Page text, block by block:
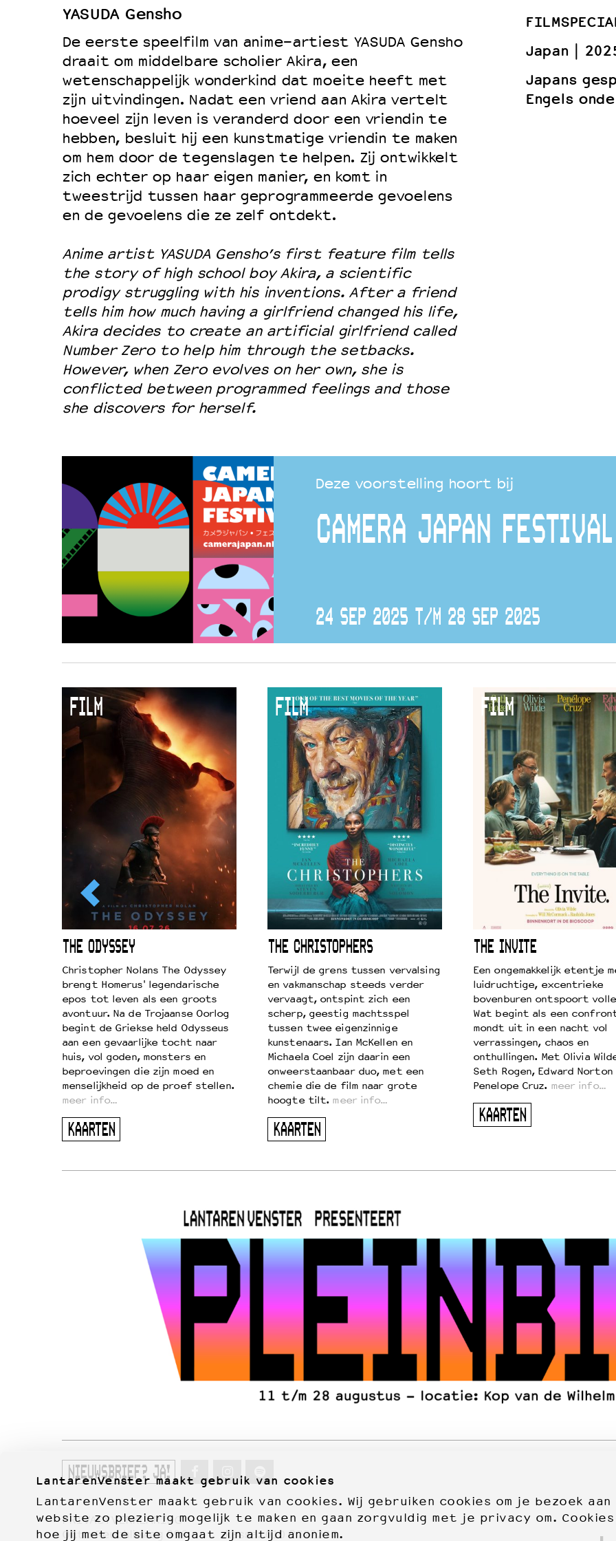
LantarenVenster maakt gebruik van cookies
LantarenVenster maakt gebruik van cookies. Wij gebruiken cookies om je bezoek aan
website zo plezierig mogelijk te maken en gaan zorgvuldig met je privacy om.
hoe jij met de site omgaat zijn altijd anoniem.
Duurzaamheid
Culturele boycot Israël
Ruimte voor artistieke vrijheid – VNPF
YASUDA Gensho
De eerste speelfilm van anime-artiest YASUDA Gensho
draait om middelbare scholier Akira, een
wetenschappelijk wonderkind dat moeite heeft met
zijn uitvindingen. Nadat een vriend aan Akira vertelt
hoeveel zijn leven is veranderd door een vriendin te
hebben, besluit hij een kunstmatige vriendin te maken
om hem door de tegenslagen te helpen. Zij ontwikkelt
zich echter op haar eigen manier, en komt in
tweestrijd tussen haar geprogrammeerde gevoelens
en de gevoelens die ze zelf ontdekt.
Anime artist YASUDA Gensho’s first feature film tells
the story of high school boy Akira, a scientific
prodigy struggling with his inventions. After a friend
tells him how much having a girlfriend changed his life,
Akira decides to create an artificial girlfriend called
Number Zero to help him through the setbacks.
However, when Zero evolves on her own, she is
conflicted between programmed feelings and those
she discovers for herself.
Japan
Japans
Engels
Deze voorstelling hoort bij
CAMERA JAPAN
24 SEP 2025 T/M 28 SEP 2025
FILM
THE ODYSSEY
Christopher Nolans The Odyssey
brengt Homerus' legendarische
epos tot leven als een groots
avontuur. Na de Trojaanse Oorlog
begint de Griekse held Odysseus
aan een gevaarlijke tocht naar
huis, vol goden, monsters en
beproevingen die zijn moed en
menselijkheid op de proef stellen.
meer info…
KAARTEN
FILM
THE CHRISTOPHERS
Terwijl de grens tussen vervalsing
en vakmanschap steeds verder
vervaagt, ontspint zich een
scherp, geestig machtsspel
tussen twee eigenzinnige
kunstenaars. Ian McKellen en
Michaela Coel zijn daarin een
onweerstaanbaar duo, met een
chemie die de film naar grote
hoogte tilt. meer info…
KAARTEN
FILM
THE INVITE
Een ongemakkelijk etentje
luidruchtige, excentrieke
bovenburen ontspoort
Wat begint als een
mondt uit in een nacht vol
verrassingen, chaos en
onthullingen. Met Olivia
Seth Rogen, Edward Norton
Penelope Cruz. meer info…
KAARTEN
NIEUWSBRIEF? JA!
PRIVACYVERKLARING
Otto Reuchlinweg 996
kassa:010 2772277